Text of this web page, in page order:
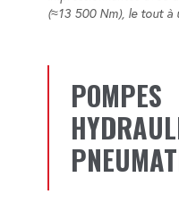
(≈13 500 Nm), le tout
POMPES